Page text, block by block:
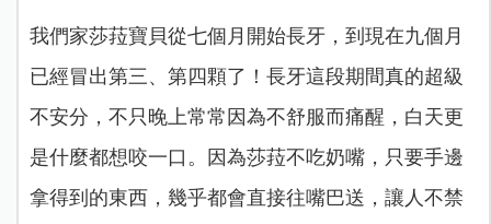
我們家莎菈寶貝從七個月開始長牙，到現在九個月
已經冒出第三、第四顆了！長牙這段期間真的超級
不安分，不只晚上常常因為不舒服而痛醒，白天更
是什麼都想咬一口。因為莎菈不吃奶嘴，只要手邊
拿得到的東西，幾乎都會直接往嘴巴送，讓人不禁